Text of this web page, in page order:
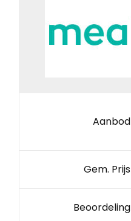
Aanbod
Gem. Prijs
Beoordeling